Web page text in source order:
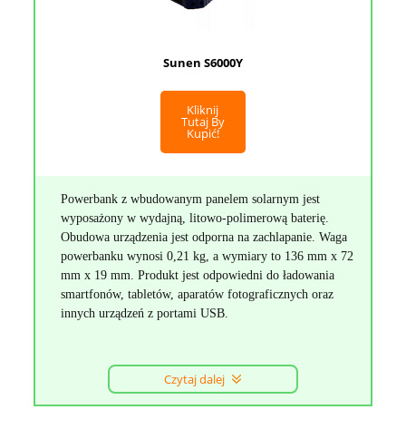
Sunen S6000Y
Kliknij
Tutaj By
Kupić!
Powerbank z wbudowanym panelem solarnym jest
wyposażony w wydajną, litowo-polimerową baterię.
Obudowa urządzenia jest odporna na zachlapanie. Waga
powerbanku wynosi 0,21 kg, a wymiary to 136 mm x 72
mm x 19 mm. Produkt jest odpowiedni do ładowania
smartfonów, tabletów, aparatów fotograficznych oraz
innych urządzeń z portami USB.
Czytaj dalej